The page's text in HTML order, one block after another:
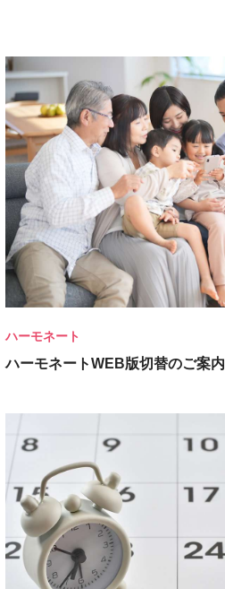
ハーモネート
ハーモネートWEB版切替のご案内